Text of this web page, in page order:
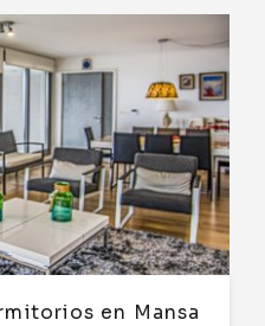
en Mansa